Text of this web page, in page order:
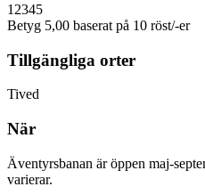
1 2345
Betyg 5,00 baserat på 10 röst/-er
Tillgängliga orter
Tived
När
Äventyrsbanan är öppen maj-
varierar.